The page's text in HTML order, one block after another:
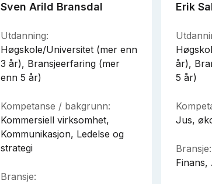
Sven Arild Bransdal
Utdanning:
Høgskole/Universitet (mer enn
3 år), Bransjeerfaring (mer
enn 5 år)
Kompetanse / bakgrunn:
Kommersiell virksomhet,
Kommunikasjon, Ledelse og
strategi
Bransje:
Erik
år),
5 år)
Jus,
Bransje:
Finans,